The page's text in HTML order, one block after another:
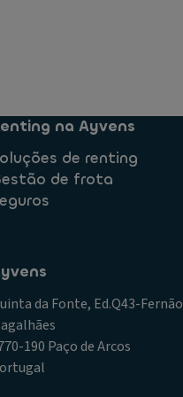
na Ayvens
de renting
de frota
da Fonte, Ed.Q43-Fernão
190 Paço de Arcos